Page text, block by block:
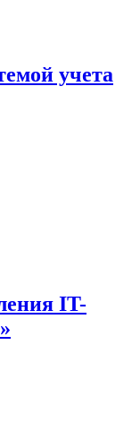
учета
IT-